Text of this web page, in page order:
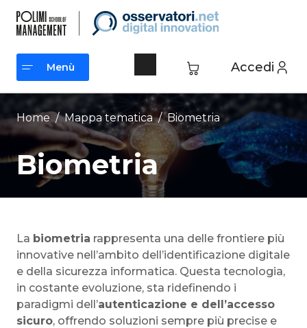
contenuto
Accedi
Menù
Menù
Home / Mappa tematica /Biometria
Biometria
La biometria rappresenta una delle frontiere più
innovative nell’ambito dell’identificazione digitale
e della sicurezza informatica. Questa tecnologia,
in costante evoluzione, sta ridefinendo i
paradigmi dell’autenticazione e dell’accesso
sicuro, offrendo soluzioni sempre più precise e